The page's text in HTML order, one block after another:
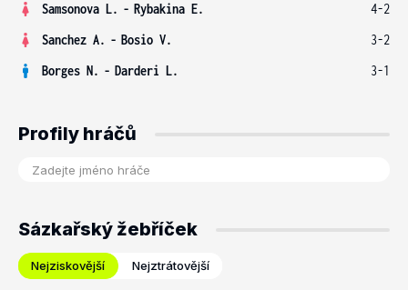
Samsonova L. - Rybakina E.
4-2
Sanchez A. - Bosio V.
3-2
Borges N. - Darderi L. 3-1
Profily hráčů
Sázkařský žebříček
Nejziskovější Nejztrátovější